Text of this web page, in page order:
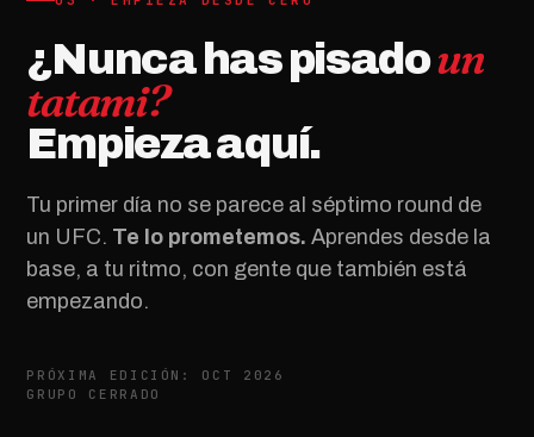
¿Nunca has pisadoun
tatami?
Empieza aquí.
Tu primer día no se parece al séptimo round de
un UFC. Te lo prometemos. Aprendes desde la
base, a tu ritmo, con gente que también está
empezando.
PRÓXIMA EDICIÓN: OCT 2026
GRUPO CERRADO